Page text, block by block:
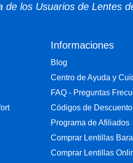
de los Usuarios de Lentes
Informaciones
Blog
Centro de Ayuda y
FAQ - Preguntas
Códigos de Descuento
Programa de Afiliados
Comprar Lentillas
Comprar Lentillas